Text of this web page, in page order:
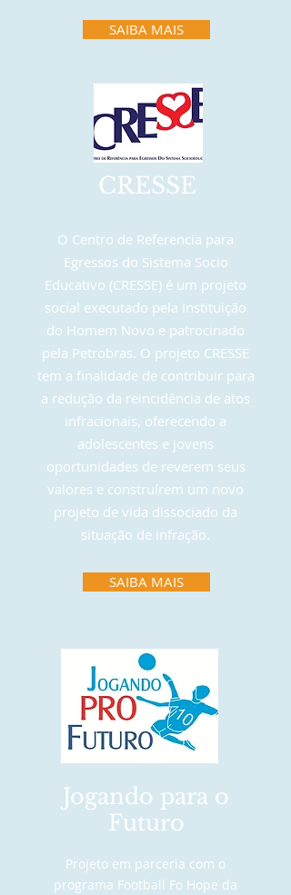
SAIBA MAIS
CRESSE
O Centro de Referencia para
Egressos do Sistema Socio
Educativo (CRESSE) é um projeto
social executado pela Instituição
do Homem Novo e patrocinado
pela Petrobras. O projeto CRESSE
tem a finalidade de contribuir para
a redução da reincidência de atos
infracionais, oferecendo a
adolescentes e jovens
oportunidades de reverem seus
valores e construírem um novo
projeto de vida dissociado da
situação de infração.
SAIBA MAIS
Jogando para o
Futuro
Projeto em parceria com o
programa Football Fo Hope da